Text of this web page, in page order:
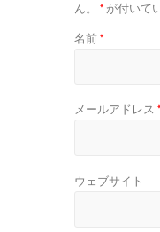
ん。 * が付いて
名前*
メールアドレス *
ウェブサイト